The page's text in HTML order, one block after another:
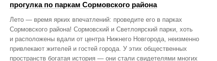
прогулка по паркам Сормовского района
Лето — время ярких впечатлений: проведите его в парках
Сормовского района! Сормовский и Светлоярский парки, хоть
и расположены вдали от центра Нижнего Новгорода, неизменно
привлекают жителей и гостей города. У этих общественных
пространств богатая история — они стали свидетелями многих